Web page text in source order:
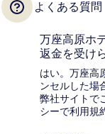
よくある質問
万座高原ホ
返金を受け
はい。万座高
ンセルした場
弊社サイトで
シーで利用規